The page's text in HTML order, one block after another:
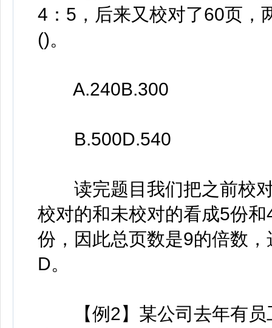
4：5，后来又校对了60页，
()。
A.240B.300
B.500D.540
读完题目我们把之前校对
校对的和未校对的看成5份
份，因此总页数是9的倍数
D。
【例2】某公司去年有员